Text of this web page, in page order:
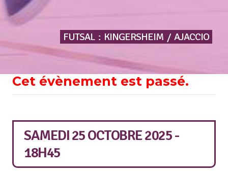
FUTSAL : KINGERSHEIM / AJACCIO
Cet évènement est passé.
SAMEDI 25 OCTOBRE 2025 -
18H45